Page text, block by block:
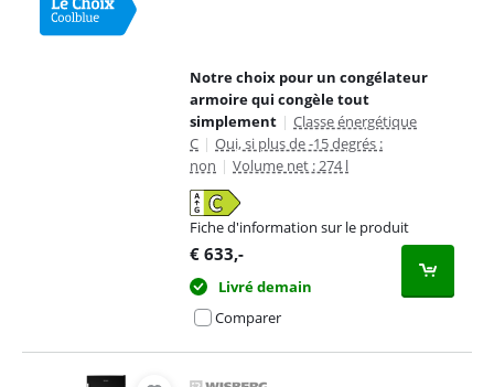
Notre choix pour un congélateur
armoire qui congèle tout
simplement | Classe énergétique
C | Oui, si plus de -15 degrés :
non | Volume net : 274 l
Fiche d'information sur le produit
s'ouvre dans un nouvel onglet
€ 633,-
Livré demain
Comparer